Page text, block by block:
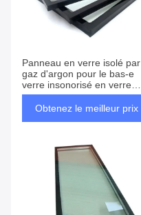
Panneau en verre isolé par
gaz d'argon pour le bas-e
verre insonorisé en verre
IGU
Obtenez le meilleur prix